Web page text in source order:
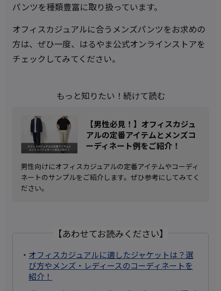
パンツを種類豊富に取り扱っています。
オフィスカジュアルに合うメンズパンツをお求めの
方は、ぜひ一度、はるやま公式オンラインストアを
チェックしてみてください。
もっと知りたい！続けて読む
【男性必見！】オフィスカジュ
アルの定番アイテムとメンズコ
ーディネート例をご紹介！
男性向けにオフィスカジュアルの定番アイテムやコーディ
ネートのサンプルをご紹介します。ぜひ参考にしてみてく
ださい。
【あわせてお読みください】
・ オフィスカジュアルに適したジャケットは？選
び方やメンズ・レディースのコーディネートを
紹介！